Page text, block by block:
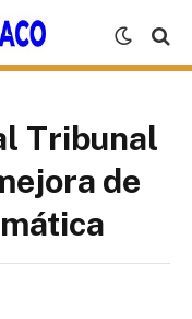
Tribunal
de